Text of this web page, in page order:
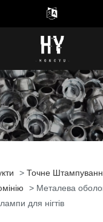
> Точне
> Металева
для нігтів